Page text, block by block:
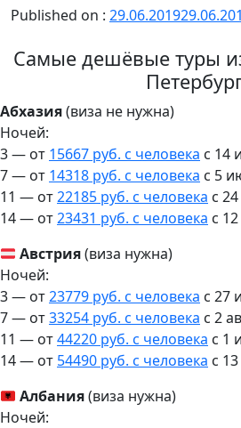
Published on : 29.06.2019
Самые дешёвые туры
Абхазия(виза не нужна)
Ночей:
3 — от 15667 руб. с человека c 14
7 — от 14318 руб. с человека c 5
11 — от22185 руб. с человека c
14 — от23431 руб. с человека c
Австрия(виза нужна)
Ночей:
3 — от23779 руб. с человека c 27
7 — от33254 руб. с человека c 2
11 — от44220 руб. с человека c 1
14 — от 54490 руб. с человека c
Албания(виза нужна)
Ночей: